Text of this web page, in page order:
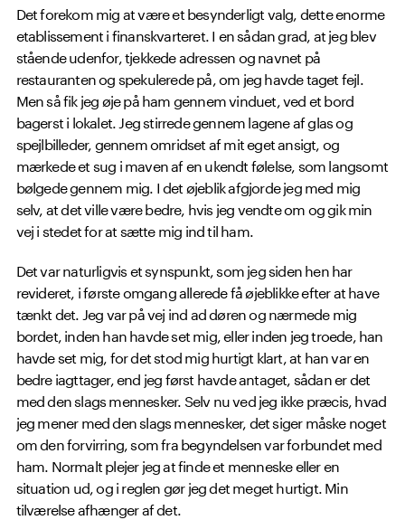
Det forekom mig at være et besynderligt valg, dette enorme
etablissement i finanskvarteret. I en sådan grad, at jeg blev
stående udenfor, tjekkede adressen og navnet på
restauranten og spekulerede på, om jeg havde taget fejl.
Men så fik jeg øje på ham gennem vinduet, ved et bord
bagerst i lokalet. Jeg stirrede gennem lagene af glas og
spejlbilleder, gennem omridset af mit eget ansigt, og
mærkede et sug i maven af en ukendt følelse, som langsomt
bølgede gennem mig. I det øjeblik afgjorde jeg med mig
selv, at det ville være bedre, hvis jeg vendte om og gik min
vej i stedet for at sætte mig ind til ham.
Det var naturligvis et synspunkt, som jeg siden hen har
revideret, i første omgang allerede få øjeblikke efter at have
tænkt det. Jeg var på vej ind ad døren og nærmede mig
bordet, inden han havde set mig, eller inden jeg troede, han
havde set mig, for det stod mig hurtigt klart, at han var en
bedre iagttager, end jeg først havde antaget, sådan er det
med den slags mennesker. Selv nu ved jeg ikke præcis, hvad
jeg mener med den slags mennesker, det siger måske noget
om den forvirring, som fra begyndelsen var forbundet med
ham. Normalt plejer jeg at finde et menneske eller en
situation ud, og i reglen gør jeg det meget hurtigt. Min
tilværelse afhænger af det.